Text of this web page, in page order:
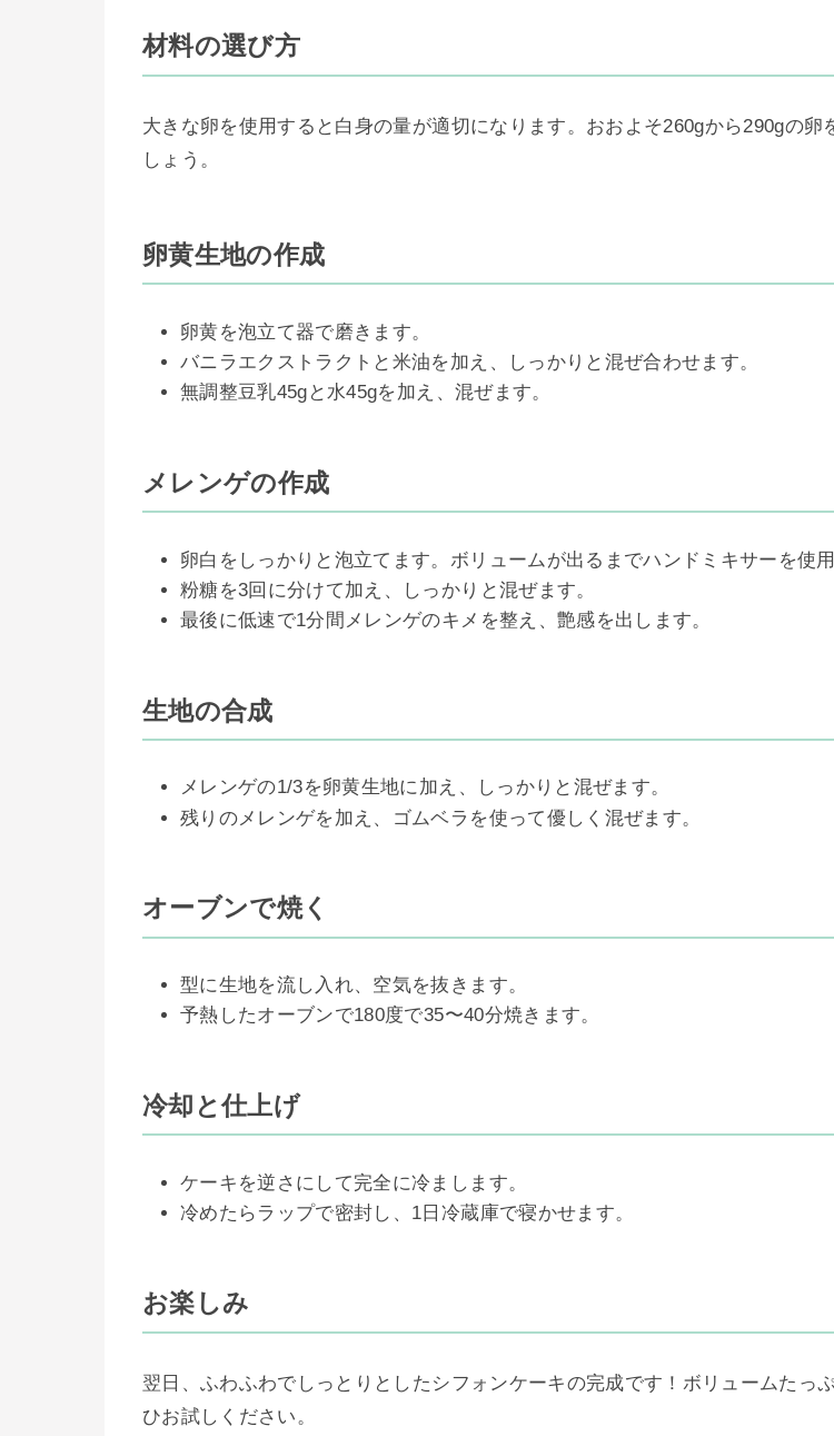
材料の選び方
大きな卵を使用すると白身の量が適切になります。おおよそ260gから290gの卵
しょう。
卵黄生地の作成
卵黄を泡立て器で磨きます。
バニラエクストラクトと米油を加え、しっかりと混ぜ合わせます。
無調整豆乳45gと水45gを加え、混ぜます。
メレンゲの作成
卵白をしっかりと泡立てます。ボリュームが出るまでハンドミキサーを使用
粉糖を3回に分けて加え、しっかりと混ぜます。
最後に低速で1分間メレンゲのキメを整え、艶感を出します。
生地の合成
メレンゲの1/3を卵黄生地に加え、しっかりと混ぜます。
残りのメレンゲを加え、ゴムベラを使って優しく混ぜます。
オーブンで焼く
型に生地を流し入れ、空気を抜きます。
予熱したオーブンで180度で35〜40分焼きます。
冷却と仕上げ
ケーキを逆さにして完全に冷まします。
冷めたらラップで密封し、1日冷蔵庫で寝かせます。
お楽しみ
翌日、ふわふわでしっとりとしたシフォンケーキの完成です！ボリュームたっ
ひお試しください。